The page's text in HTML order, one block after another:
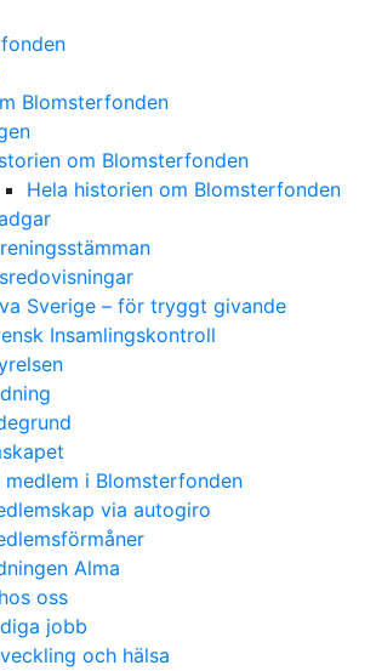
Blomsterfonden
om Blomsterfonden
Hela historien om Blomsterfonden
Sverige – för tryggt givande
Insamlingskontroll
medlem i Blomsterfonden
via autogiro
Alma
oss
jobb
och hälsa